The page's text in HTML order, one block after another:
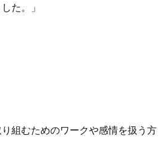
た。」
組むためのワークや感情を扱う方